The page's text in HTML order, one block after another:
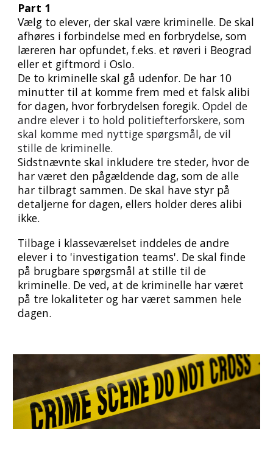
Part 1
Vælg to elever, der skal være kriminelle. De skal
afhøres i forbindelse med en forbrydelse, som
læreren har opfundet, f.eks. et røveri i Beograd
eller et giftmord i Oslo.
De to kriminelle skal gå udenfor. De har 10
minutter til at komme frem med et falsk alibi
for dagen, hvor forbrydelsen foregik. Opdel de
andre elever i to hold politiefterforskere, som
skal komme med nyttige spørgsmål, de vil
stille de kriminelle.
Sidstnævnte skal inkludere tre steder, hvor de
har været den pågældende dag, som de alle
har tilbragt sammen. De skal have styr på
detaljerne for dagen, ellers holder deres alibi
ikke.
Tilbage i klasseværelset inddeles de andre
elever i to 'investigation teams'. De skal finde
på brugbare spørgsmål at stille til de
kriminelle. De ved, at de kriminelle har været
på tre lokaliteter og har været sammen hele
dagen.